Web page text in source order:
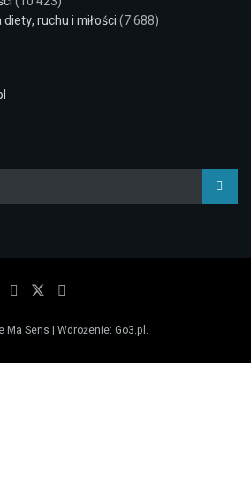
ruchu i miłości(7 688)
Ma Sens | Wdrożenie: Go3.pl.